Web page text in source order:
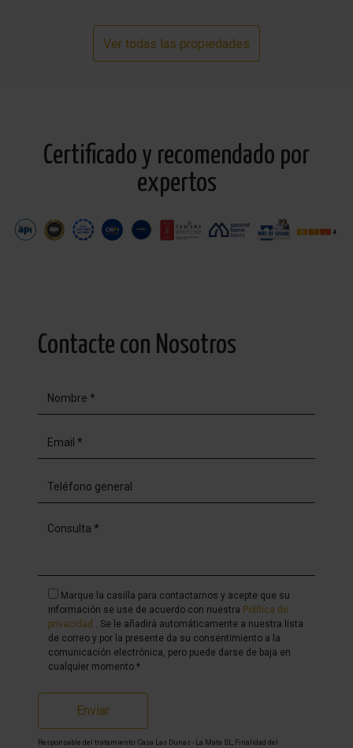
Ver todas las propiedades
Certificado y recomendado por
expertos
Contacte con Nosotros
Marque la casilla para contactarnos y acepte que su
información se use de acuerdo con nuestra Política de
privacidad
. Se le añadirá automáticamente a nuestra lista
de correo y por la presente da su consentimiento a la
comunicación electrónica, pero puede darse de baja en
cualquier momento.*
Enviar
Responsable del tratamiento: Casa Las Dunas - La Mata SL, Finalidad del